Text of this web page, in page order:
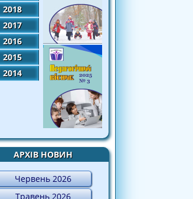
2018
2017
2016
2015
2014
АРХІВ НОВИН
Червень 2026
Травень 2026